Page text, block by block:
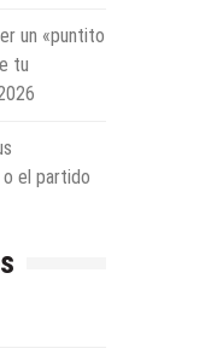
un «puntito
tu
el partido